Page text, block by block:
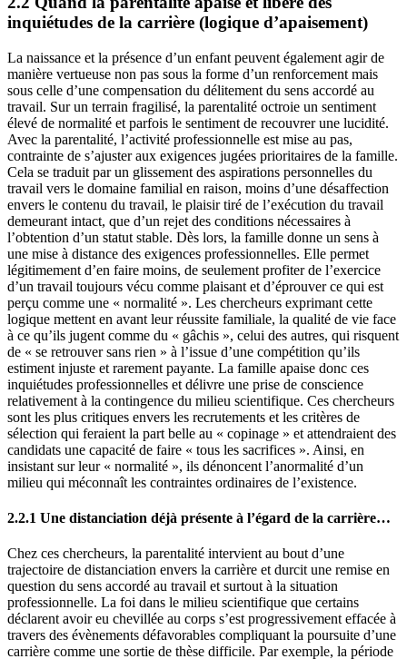
inquiétudes de la carrière (logique d’apaisement)
La naissance et la présence d’un enfant peuvent également agir de
manière vertueuse non pas sous la forme d’un renforcement mais
sous celle d’une compensation du délitement du sens accordé au
travail. Sur un terrain fragilisé, la parentalité octroie un sentiment
élevé de normalité et parfois le sentiment de recouvrer une lucidité.
Avec la parentalité, l’activité professionnelle est mise au pas,
contrainte de s’ajuster aux exigences jugées prioritaires de la famille.
Cela se traduit par un glissement des aspirations personnelles du
travail vers le domaine familial en raison, moins d’une désaffection
envers le contenu du travail, le plaisir tiré de l’exécution du travail
demeurant intact, que d’un rejet des conditions nécessaires à
l’obtention d’un statut stable. Dès lors, la famille donne un sens à
une mise à distance des exigences professionnelles. Elle permet
légitimement d’en faire moins, de seulement profiter de l’exercice
d’un travail toujours vécu comme plaisant et d’éprouver ce qui est
perçu comme une « normalité ». Les chercheurs exprimant cette
logique mettent en avant leur réussite familiale, la qualité de vie face
à ce qu’ils jugent comme du « gâchis », celui des autres, qui risquent
de « se retrouver sans rien » à l’issue d’une compétition qu’ils
estiment injuste et rarement payante. La famille apaise donc ces
inquiétudes professionnelles et délivre une prise de conscience
relativement à la contingence du milieu scientifique. Ces chercheurs
sont les plus critiques envers les recrutements et les critères de
sélection qui feraient la part belle au « copinage » et attendraient des
candidats une capacité de faire « tous les sacrifices ». Ainsi, en
insistant sur leur « normalité », ils dénoncent l’anormalité d’un
milieu qui méconnaît les contraintes ordinaires de l’existence.
2.2.1 Une distanciation déjà présente à l’égard de la carrière…
Chez ces chercheurs, la parentalité intervient au bout d’une
trajectoire de distanciation envers la carrière et durcit une remise en
question du sens accordé au travail et surtout à la situation
professionnelle. La foi dans le milieu scientifique que certains
déclarent avoir eu chevillée au corps s’est progressivement effacée à
travers des évènements défavorables compliquant la poursuite d’une
carrière comme une sortie de thèse difficile. Par exemple, la période